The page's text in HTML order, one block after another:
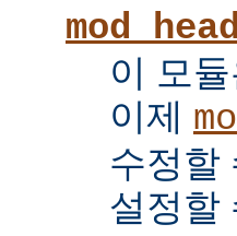
이 모
이제
수정할
설정할